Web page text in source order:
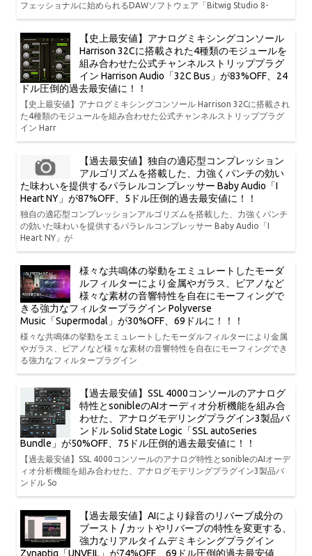
フェッショナルに始められるDAWソフトウェア「Bitwig Studio 8-
【史上最安値】アナログミキシングコンソール
Harrison 32Cに搭載された4種類のモジュールを
組み合わせた公式チャンネルストリッププラグ
イン Harrison Audio「32C Bus」が83%OFF、24
ドル圧倒的過去最安値に！！
【史上最安値】アナログミキシングコンソール Harrison 32Cに搭載され
た4種類のモジュールを組み合わせた公式チャンネルストリッププラグ
イン Harr
【過去最安値】独自の適応型コンプレッション
アルゴリズムを搭載した、力強くパンチの効い
た味わいを提供するパラレルコンプレッサー Baby Audio「I
Heart NY」が87%OFF、5ドル圧倒的過去最安値に！！
独自の適応型コンプレッションアルゴリズムを搭載した、力強くパンチ
の効いた味わいを提供するパラレルコンプレッサー Baby Audio「I
Heart NY」が
様々な共鳴体の挙動をエミュレートしたモーダ
ルフィルターにより金属やガラス、ピアノなど
様々な素材の音響特性を自在にモーフィングで
きる強力なフィルタープラグイン Polyverse
Music「Supermodal」が30%OFF、69ドルに！！！
様々な共鳴体の挙動をエミュレートしたモーダルフィルターにより金属
やガラス、ピアノなど様々な素材の音響特性を自在にモーフィングでき
る強力なフィルタープラグイン
【過去最安値】SSL 4000コンソールのアナログ
特性とsonibleのAIオーディオ分析機能を組み合
わせた、アナログモデリングプラグイン3製品バ
ンドル Solid State Logic「SSL autoSeries
Bundle」が50%OFF、75ドル圧倒的過去最安値に！！
【過去最安値】SSL 4000コンソールのアナログ特性とsonibleのAIオーデ
ィオ分析機能を組み合わせた、アナログモデリングプラグイン3製品バ
ンドル So
【過去最安値】AIにより録音のリバーブ成分の
ブースト / カットやリバーブの特性を変更する、
強力なリアルタイムデミキシングプラグイン
Zynaptiq「UNVEIL」が74%OFF、69ドル圧倒的過去最安値